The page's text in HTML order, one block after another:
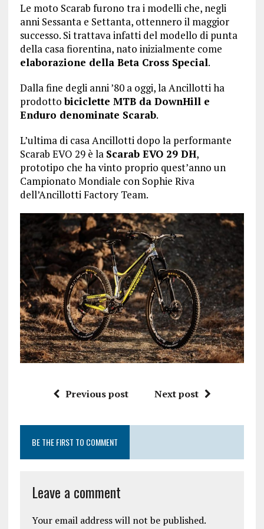
Le moto Scarab furono tra i modelli che, negli
anni Sessanta e Settanta, ottennero il maggior
successo. Si trattava infatti del modello di punta
della casa fiorentina, nato inizialmente come
elaborazione della Beta Cross Special.
Dalla fine degli anni ’80 a oggi, la Ancillotti ha
prodottobiciclette MTB da DownHill e
Enduro denominate Scarab.
L’ultima di casa Ancillotti dopo la performante
Scarab EVO 29 è la Scarab EVO 29 DH,
prototipo che ha vinto proprio quest’anno un
Campionato Mondiale con Sophie Riva
dell’Ancillotti Factory Team.
Previous post Next post
BE THE FIRST TO COMMENT
Leave a comment
Your email address will not be published.